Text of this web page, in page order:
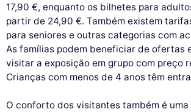
17,90 €, enquanto os bilhetes para
partir de 24,90 €. Também existem
para seniores e outras categorias com
As famílias podem beneficiar de ofertas
visitar a exposição em grupo com preço
Crianças com menos de 4 anos têm
O conforto dos visitantes também é